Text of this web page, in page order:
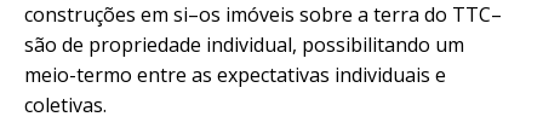
construções em si–os imóveis sobre a terra do TTC–
são de propriedade individual, possibilitando um
meio-termo entre as expectativas individuais e
coletivas.